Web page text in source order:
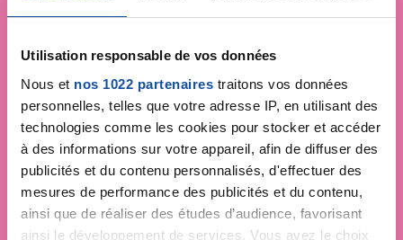
Utilisation responsable de vos données
Nous et nos 1022 partenaires traitons vos données
personnelles, telles que votre adresse IP, en utilisant des
technologies comme les cookies pour stocker et accéder
à des informations sur votre appareil, afin de diffuser des
publicités et du contenu personnalisés, d'effectuer des
mesures de performance des publicités et du contenu,
ainsi que de réaliser des études d’audience, favorisant
ainsi le développement de services. Vous avez le choix